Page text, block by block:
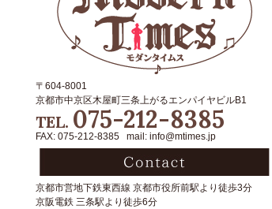
〒604-8001
京都市中京区木屋町三条上がるエンパイヤビルB1
TEL. 075-212-8385
FAX: 075-212-8385 mail: info@mtimes.jp
京都市営地下鉄東西線 京都市役所前駅より徒歩3分
京阪電鉄 三条駅より徒歩6分